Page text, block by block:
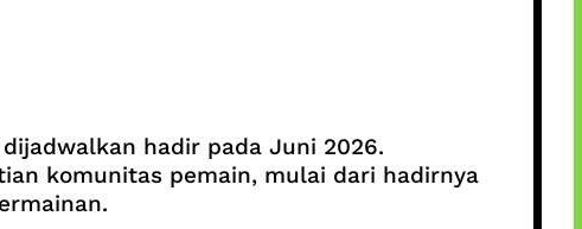
hadir pada Juni 2026.
komunitas pemain, mulai dari hadirnya